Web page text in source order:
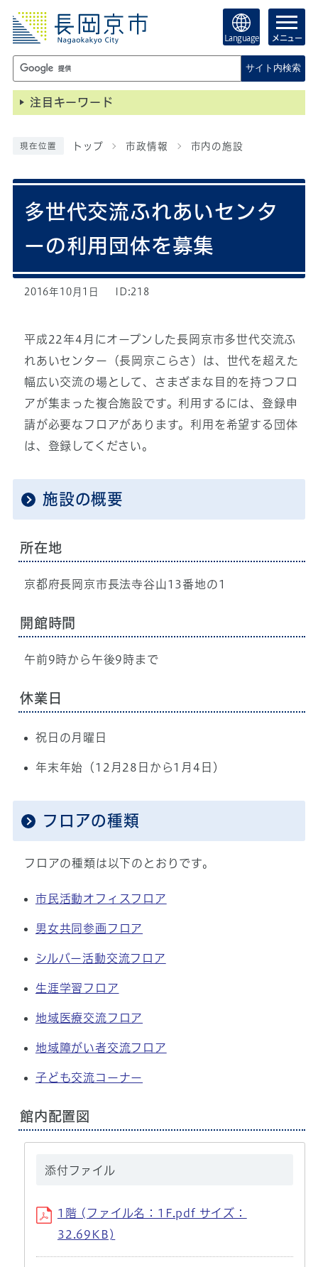
Language メニュー
サイト内検索
注目キーワード
現在位置 トップ 市政情報 市内の施設
多世代交流ふれあいセンタ
ーの利用団体を募集
2016年10月1日 ID:218
平成22年4月にオープンした長岡京市多世代交流ふ
れあいセンター（長岡京こらさ）は、世代を超えた
幅広い交流の場として、さまざまな目的を持つフロ
アが集まった複合施設です。利用するには、登録申
請が必要なフロアがあります。利用を希望する団体
は、登録してください。
施設の概要
所在地
京都府長岡京市長法寺谷山13番地の1
開館時間
午前9時から午後9時まで
休業日
祝日の月曜日
年末年始（12月28日から1月4日）
フロアの種類
フロアの種類は以下のとおりです。
市民活動オフィスフロア
男女共同参画フロア
シルバー活動交流フロア
生涯学習フロア
地域医療交流フロア
地域障がい者交流フロア
子ども交流コーナー
館内配置図
添付ファイル
1階 (ファイル名：1F.pdf サイズ：
32.69KB)